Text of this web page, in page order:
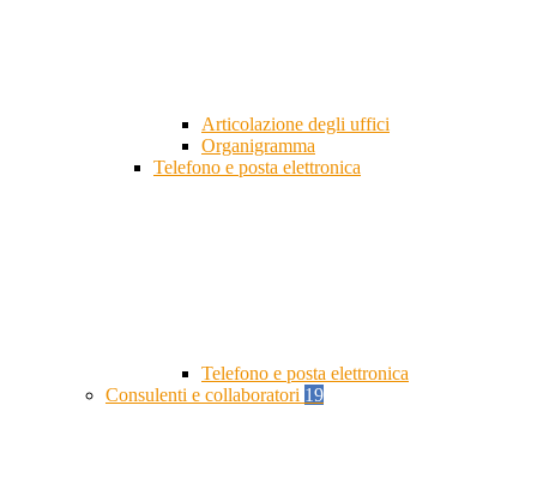
Articolazione degli uffici
Organigramma
Telefono e posta elettronica
Telefono e posta elettronica
Consulenti e collaboratori 19